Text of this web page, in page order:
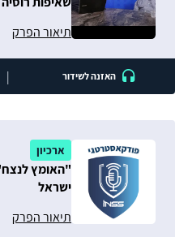
תיאור הפרק
האזנה לשידור |
ארכיון
"האומץ
ישראל
תיאור הפרק